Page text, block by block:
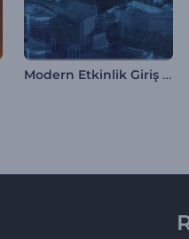
Modern Etkinlik Giriş Videosu